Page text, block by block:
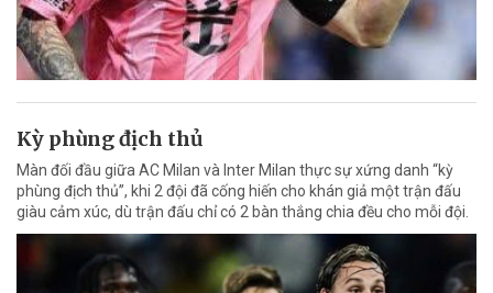
Kỳ phùng địch thủ
Màn đối đầu giữa AC Milan và Inter Milan thực sự xứng danh “kỳ
phùng địch thủ”, khi 2 đội đã cống hiến cho khán giả một trận đấu
giàu cảm xúc, dù trận đấu chỉ có 2 bàn thắng chia đều cho mỗi đội.